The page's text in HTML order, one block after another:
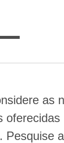
as
Pesquise